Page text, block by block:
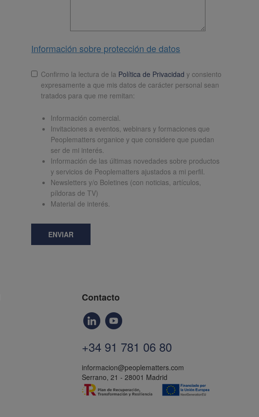
Información sobre protección de datos
LopdConfirmo la lectura de la Política de Privacidad y consiento
expresamente a que mis datos de carácter personal sean
tratados para que me remitan:
Información comercial.
Invitaciones a eventos, webinars y formaciones que
Peoplematters organice y que considere que puedan
ser de mi interés.
Información de las últimas novedades sobre productos
y servicios de Peoplematters ajustados a mi perfil.
Newsletters y/o Boletines (con noticias, artículos,
píldoras de TV)
Material de interés.
ENVIAR
Contacto
+34 91 781 06 80
informacion@peoplematters.com
Serrano, 21 - 28001 Madrid